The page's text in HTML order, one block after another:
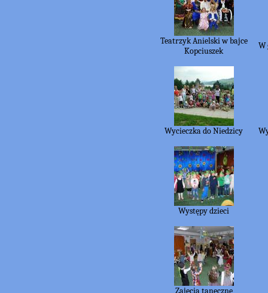
Teatrzyk Anielski w bajce
Kopciuszek
W
Wycieczka do Niedzicy
Występy dzieci
Zajęcia taneczne